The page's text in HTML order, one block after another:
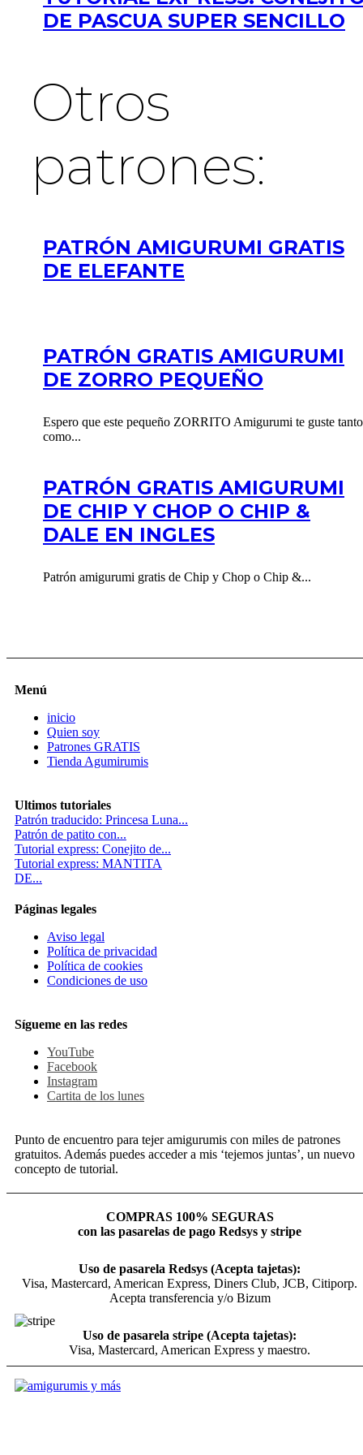
DE PASCUA SUPER SENCILLO
Otros
patrones:
PATRÓN AMIGURUMI GRATIS
DE ELEFANTE
PATRÓN GRATIS AMIGURUMI
DE ZORRO PEQUEÑO
Espero que este pequeño ZORRITO Amigurumi te guste tanto
como...
PATRÓN GRATIS AMIGURUMI
DE CHIP Y CHOP O CHIP &
DALE EN INGLES
Patrón amigurumi gratis de Chip y Chop o Chip &...
Menú
inicio
Quien soy
Patrones GRATIS
Tienda Agumirumis
Ultimos tutoriales
Patrón traducido: Princesa Luna...
Patrón de patito con...
Tutorial express: Conejito de...
Tutorial express: MANTITA
DE...
Páginas legales
Aviso legal
Política de privacidad
Política de cookies
Condiciones de uso
Sígueme en las redes
YouTube
Facebook
Instagram
Cartita de los lunes
Punto de encuentro para tejer amigurumis con miles de patrones
gratuitos. Además puedes acceder a mis ‘tejemos juntas’, un nuevo
concepto de tutorial.
COMPRAS 100% SEGURAS
con las pasarelas de pago Redsys y stripe
Uso de pasarela Redsys (Acepta tajetas):
Visa, Mastercard, American Express, Diners Club, JCB, Citiporp.
Acepta transferencia y/o Bizum
Uso de pasarela stripe (Acepta tajetas):
Visa, Mastercard, American Express y maestro.